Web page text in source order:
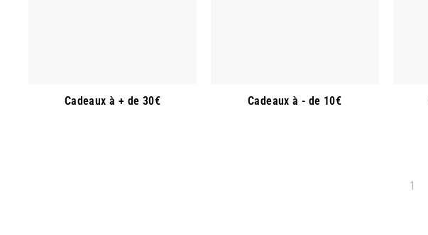
Cadeaux à + de 30€ Cadeaux à - de 10€
1